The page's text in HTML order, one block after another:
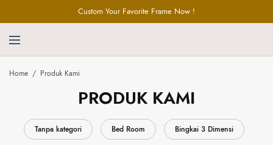
Custom Your Favorite Frame Now !
Home / Produk Kami
PRODUK KAMI
Tanpa kategori Bed Room Bingkai 3 Dimensi